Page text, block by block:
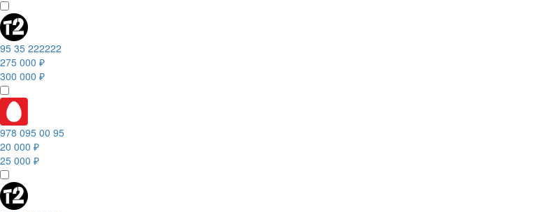
95 35 222222
275 000 ₽
300 000 ₽
978 095 00 95
20 000 ₽
25 000 ₽